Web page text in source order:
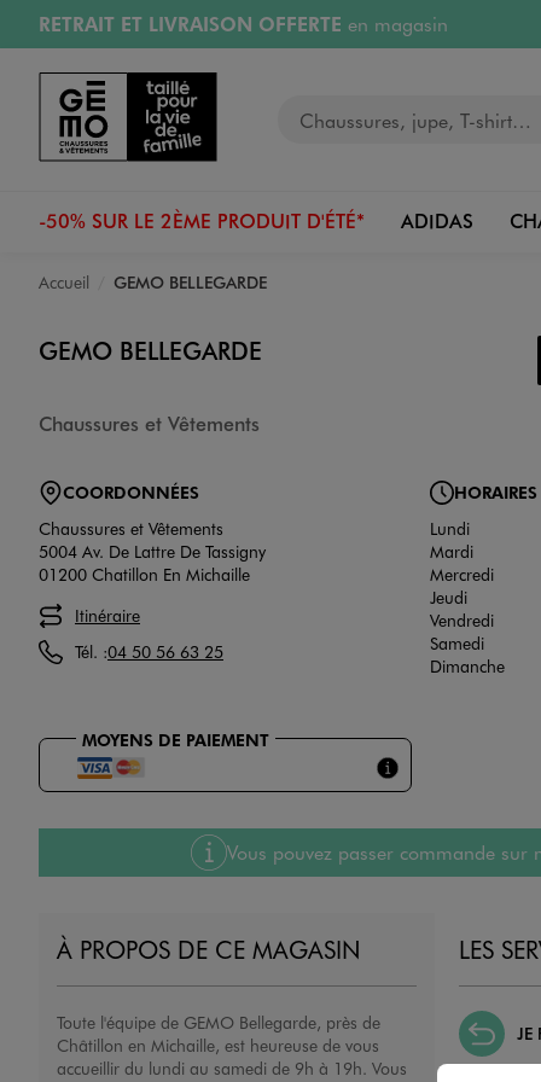
Aller au contenu principal
Aller à la navigation
RETRAIT ET LIVRAISON OFFERTE en magasin
Retours OFFERTSpendant 30 jours
PAYEZ EN 3x SANS FRAIS
dès 50€
RÉSERVATION GRATUITE
-50% SUR LE 2ÈME PRODUIT D'ÉTÉ* ADIDAS
Accueil GEMO BELLEGARDE
GEMO BELLEGARDE
Chaussures et Vêtements
COORDONNÉES
Chaussures et Vêtements
5004 Av. De Lattre De Tassigny
01200 Chatillon En Michaille
Itinéraire
Tél. :04 50 56 63 25
HORAIRES
Lundi
Mardi
Mercredi
Jeudi
Vendredi
Samedi
Dimanche
MOYENS DE PAIEMENT
Vous pouvez passer commande
À PROPOS DE CE MAGASIN
Toute l'équipe de GEMO Bellegarde, près de
Châtillon en Michaille, est heureuse de vous
accueillir du lundi au samedi de 9h à 19h. Vous
LES
JE